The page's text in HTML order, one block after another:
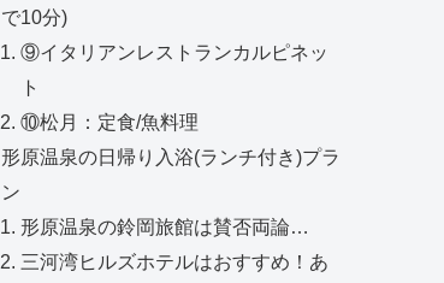
で10分)
⑨イタリアンレストランカルピネッ
ト
⑩松月：定食/魚料理
形原温泉の日帰り入浴(ランチ付き)プラ
ン
形原温泉の鈴岡旅館は賛否両論…
三河湾ヒルズホテルはおすすめ！あ